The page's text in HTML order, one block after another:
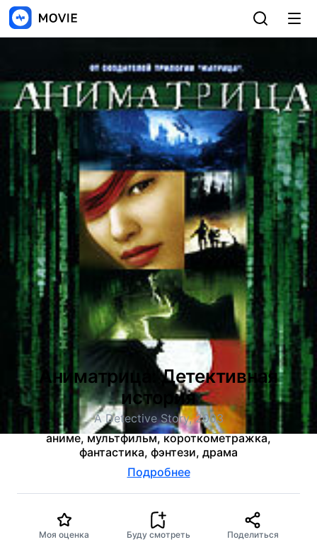
Аниматрица: Детективная
история
A Detective Story, 2003
аниме, мультфильм, короткометражка,
фантастика, фэнтези, драма
Подробнее
Моя оценка Буду смотреть Поделиться